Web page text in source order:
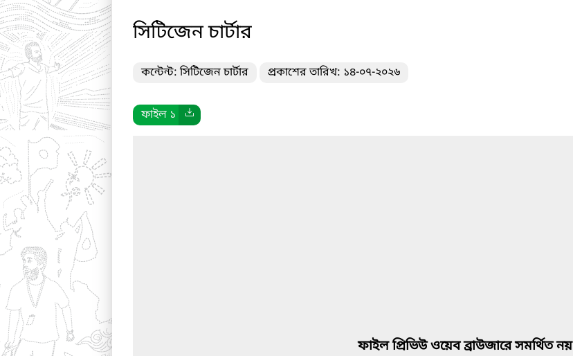
সিটিজেন চার্টার
কন্টেন্ট: সিটিজেন চার্টার প্রকাশের তারিখ: ১৪-০৭-২০২৬
ফাইল ১
ফাইল প্রিভিউ ওয়েব ব্রাউজারে সমর্থিত নয়